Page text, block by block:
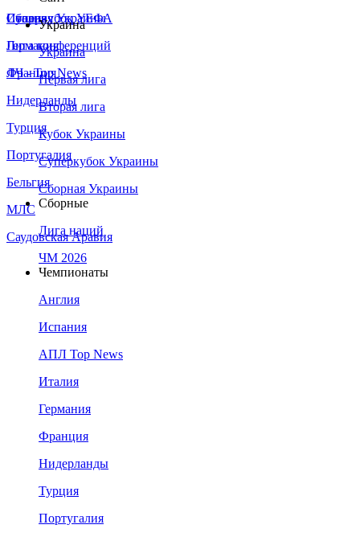
Сборная Украины
Италия
Германия
Франция
Нидерланды
Турция
Португалия
Бельгия
МЛС
Саудовская Аравия
Суперкубок УЕФА
Лига конференций
ЛЧ - Top News
Украина
Украина
Первая лига
Вторая лига
Кубок Украины
Суперкубок Украины
Сборная Украины
Сборные
Лига наций
ЧМ 2026
Чемпионаты
Англия
Испания
АПЛ Top News
Италия
Германия
Франция
Нидерланды
Турция
Португалия